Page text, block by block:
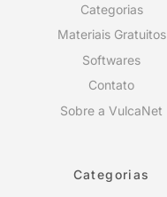
Categorias
Materiais Gratuitos
Softwares
Contato
Sobre a VulcaNet
Categorias